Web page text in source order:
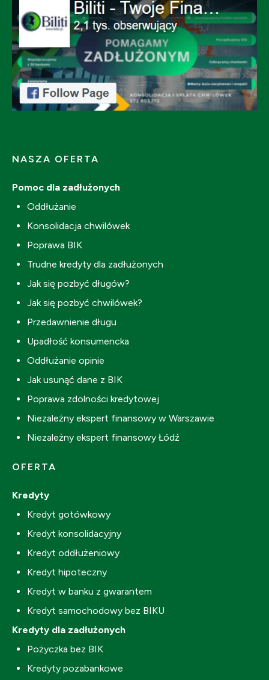
NASZA OFERTA
Pomoc dla zadłużonych
Oddłużanie
Konsolidacja chwilówek
Poprawa BIK
Trudne kredyty dla zadłużonych
Jak się pozbyć długów?
Jak się pozbyć chwilówek?
Przedawnienie długu
Upadłość konsumencka
Oddłużanie opinie
Jak usunąć dane z BIK
Poprawa zdolności kredytowej
Niezależny ekspert finansowy w Warszawie
Niezależny ekspert finansowy Łódź
OFERTA
Kredyty
Kredyt gotówkowy
Kredyt konsolidacyjny
Kredyt oddłużeniowy
Kredyt hipoteczny
Kredyt w banku z gwarantem
Kredyt samochodowy bez BIKU
Kredyty dla zadłużonych
Pożyczka bez BIK
Kredyty pozabankowe